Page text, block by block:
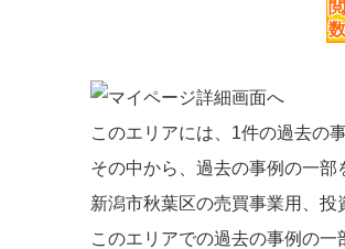
数
このエリアには、 1件の過去の
その中から、過去の事例の一部
新潟市秋葉区の売買事業用、投
このエリアでの過去の事例の一